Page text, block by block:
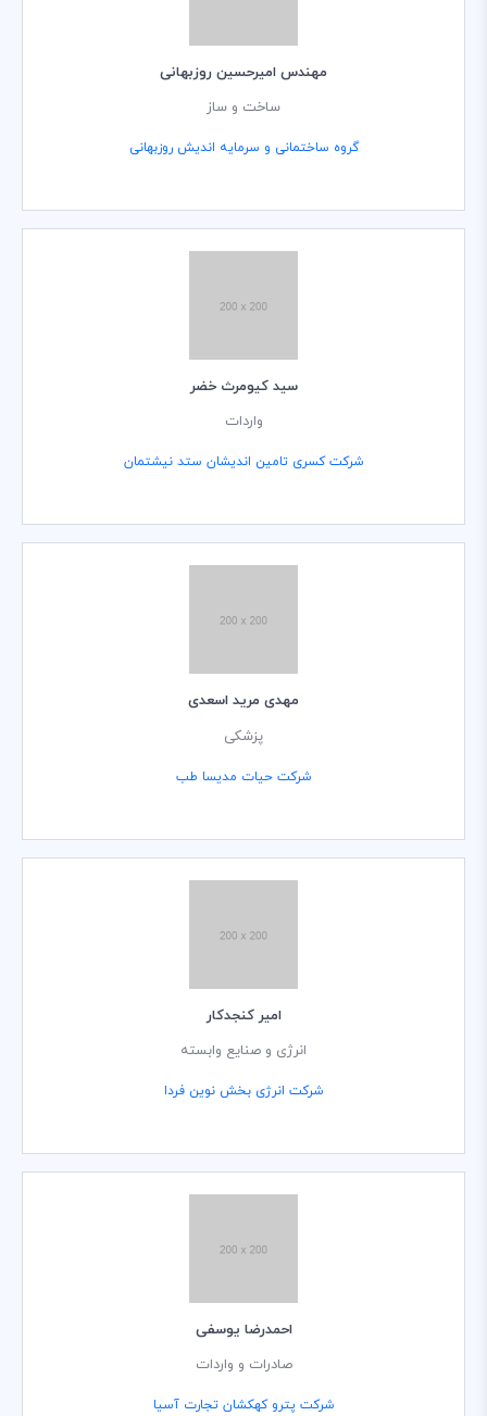
مهندس امیرحسین روزبهانی
ساخت و ساز
گروه ساختمانی و سرمایه اندیش روزبهانی
سید کیومرث خضر
واردات
شرکت کسری تامین اندیشان ستد نیشتمان
مهدی مرید اسعدی
پزشکی
شرکت حیات مدیسا طب
امیر کنجدکار
انرژی و صنایع وابسته
شرکت انرژی بخش نوین فردا
احمدرضا یوسفی
صادرات و واردات
شرکت پترو کهکشان تجارت آسیا